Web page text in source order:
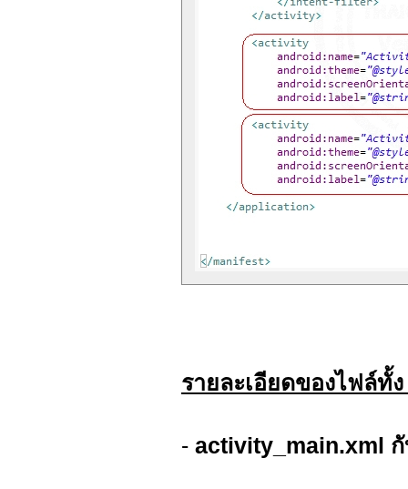
รายละเอียดของไฟล์ทั้
- activity_main.xml